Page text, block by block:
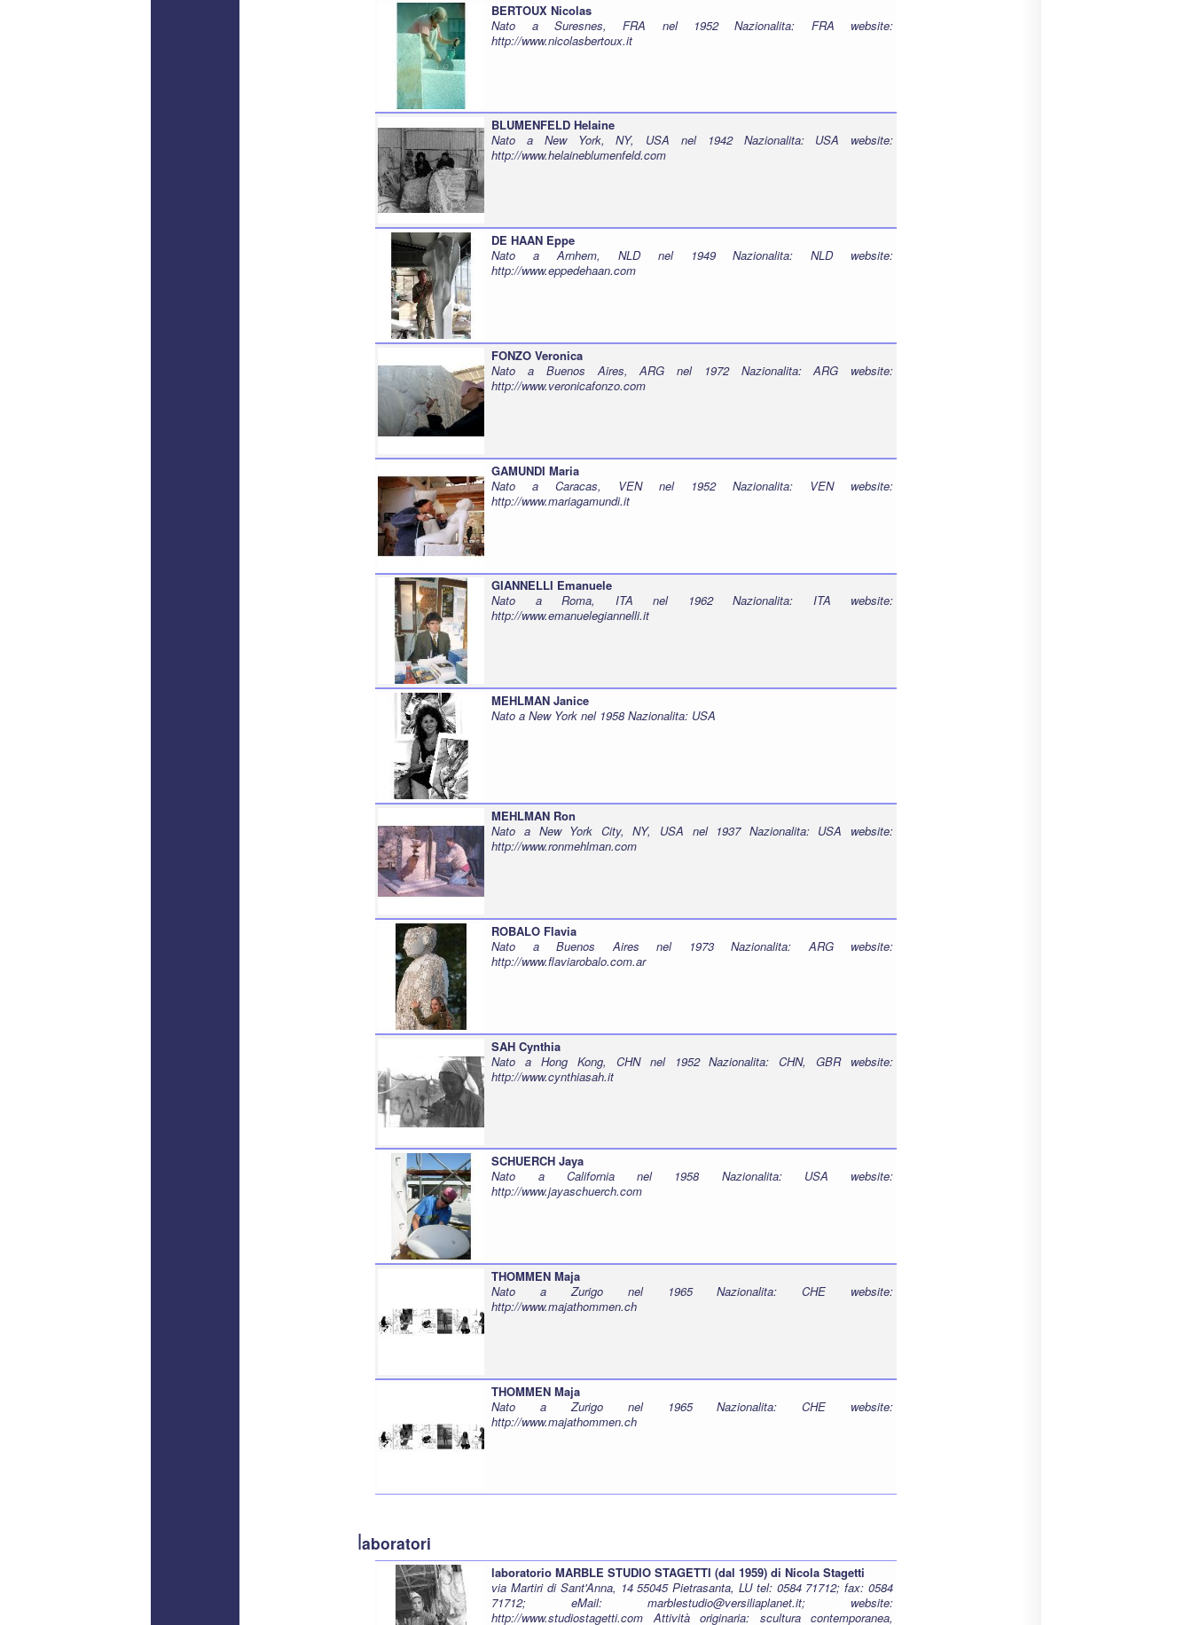
BERTOUX Nicolas
Nato a Suresnes, FRA nel 1952 Nazionalita: FRA website:
http://www.nicolasbertoux.it
BLUMENFELD Helaine
Nato a New York, NY, USA nel 1942 Nazionalita: USA website:
http://www.helaineblumenfeld.com
DE HAAN Eppe
Nato a Arnhem, NLD nel 1949 Nazionalita: NLD website:
http://www.eppedehaan.com
FONZO Veronica
Nato a Buenos Aires, ARG nel 1972 Nazionalita: ARG website:
http://www.veronicafonzo.com
GAMUNDI Maria
Nato a Caracas, VEN nel 1952 Nazionalita: VEN website:
http://www.mariagamundi.it
GIANNELLI Emanuele
Nato a Roma, ITA nel 1962 Nazionalita: ITA website:
http://www.emanuelegiannelli.it
MEHLMAN Janice
Nato a New York nel 1958 Nazionalita: USA
MEHLMAN Ron
Nato a New York City, NY, USA nel 1937 Nazionalita: USA website:
http://www.ronmehlman.com
ROBALO Flavia
Nato a Buenos Aires nel 1973 Nazionalita: ARG website:
http://www.flaviarobalo.com.ar
SAH Cynthia
Nato a Hong Kong, CHN nel 1952 Nazionalita: CHN, GBR website:
http://www.cynthiasah.it
SCHUERCH Jaya
Nato a California nel 1958 Nazionalita: USA website:
http://www.jayaschuerch.com
THOMMEN Maja
Nato a Zurigo nel 1965 Nazionalita: CHE website:
http://www.majathommen.ch
THOMMEN Maja
Nato a Zurigo nel 1965 Nazionalita: CHE website:
http://www.majathommen.ch
laboratori
laboratorio MARBLE STUDIO STAGETTI (dal 1959) di Nicola Stagetti
via Martiri di Sant'Anna, 14 55045 Pietrasanta, LU tel: 0584 71712; fax: 0584
71712; eMail: marblestudio@versiliaplanet.it; website:
http://www.studiostagetti.com Attività originaria: scultura contemporanea,